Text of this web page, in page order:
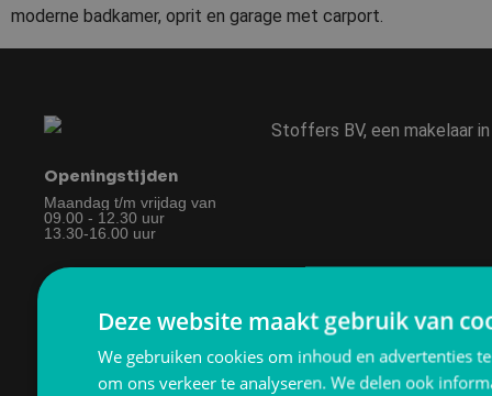
moderne badkamer, oprit en garage met carport.
Openingstijden
Maandag t/m vrijdag van
09.00 - 12.30 uur
13.30-16.00 uur
Klachtenregeling
Klantbeoordelingen
Deze website maakt gebruik van
We gebruiken cookies om inhoud en advertenties
om ons verkeer te analyseren. We delen ook